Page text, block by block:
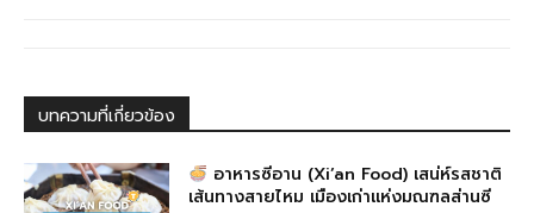
o
k
er
บทความที่เกี่ยวข้อง
อาหารซีอาน (Xi’an Food) เสน่ห์รสชาติ
เส้นทางสายไหม เมืองเก่าแห่งมณฑลส่านซี